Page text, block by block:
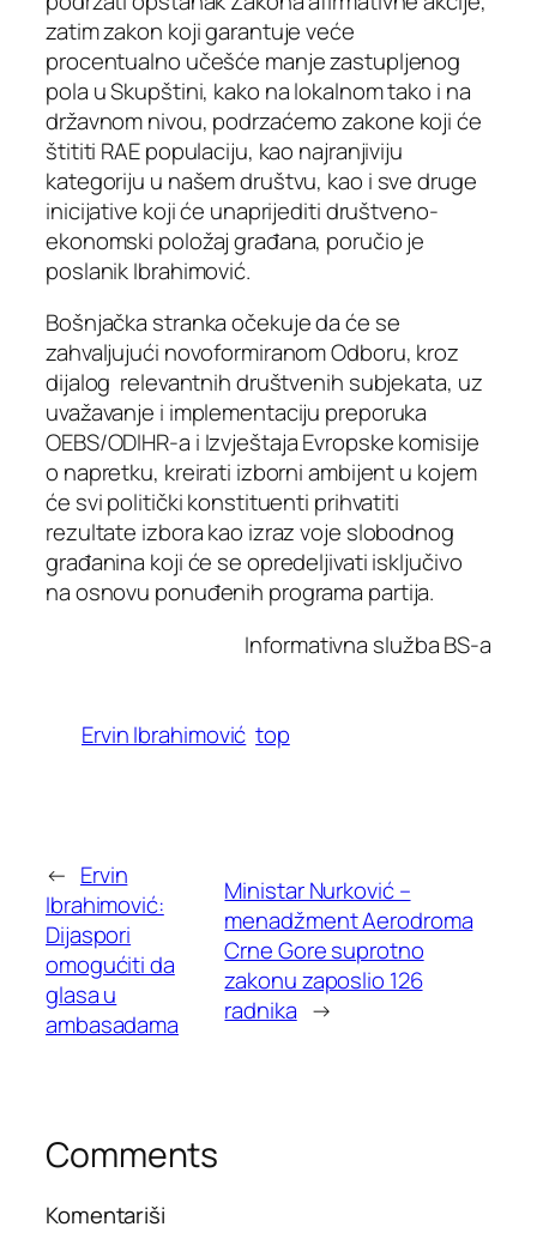
zatim zakon koji garantuje veće
procentualno učešće manje zastupljenog
pola u Skupštini, kako na lokalnom tako i na
državnom nivou, podrzaćemo zakone koji će
štititi RAE populaciju, kao najranjiviju
kategoriju u našem društvu, kao i sve druge
inicijative koji će unaprijediti društveno-
ekonomski položaj građana, poručio je
poslanik Ibrahimović.
Bošnjačka stranka očekuje da će se
zahvaljujući novoformiranom Odboru, kroz
dijalog relevantnih društvenih subjekata, uz
uvažavanje i implementaciju preporuka
OEBS/ODIHR-a i Izvještaja Evropske komisije
o napretku, kreirati izborni ambijent u kojem
će svi politički konstituenti prihvatiti
rezultate izbora kao izraz voje slobodnog
građanina koji će se opredeljivati isključivo
na osnovu ponuđenih programa partija.
Informativna služba BS-a
Ervin Ibrahimović top
← Ervin
Ibrahimović:
Dijaspori
omogućiti da
glasa u
ambasadama
Ministar Nurković –
menadžment Aerodroma
Crne Gore suprotno
zakonu zaposlio 126
radnika →
Comments
Komentariši